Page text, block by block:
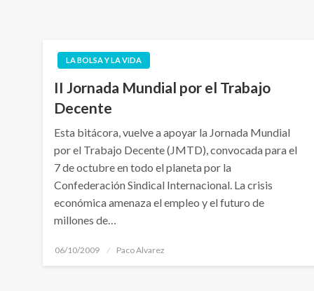
LA BOLSA Y LA VIDA
II Jornada Mundial por el Trabajo
Decente
Esta bitácora, vuelve a apoyar la Jornada Mundial
por el Trabajo Decente (JMTD), convocada para el
7 de octubre en todo el planeta por la
Confederación Sindical Internacional. La crisis
económica amenaza el empleo y el futuro de
millones de…
Publicado
06/10/2009 Paco Alvarez